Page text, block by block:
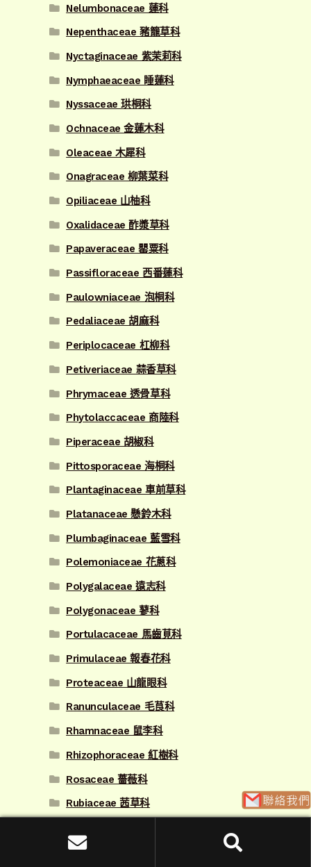
Nelumbonaceae 蓮科
Nepenthaceae 豬籠草科
Nyctaginaceae 紫茉莉科
Nymphaeaceae 睡蓮科
Nyssaceae 珙桐科
Ochnaceae 金蓮木科
Oleaceae 木犀科
Onagraceae 柳葉菜科
Opiliaceae 山柚科
Oxalidaceae 酢漿草科
Papaveraceae 罌粟科
Passifloraceae 西番蓮科
Paulowniaceae 泡桐科
Pedaliaceae 胡麻科
Periplocaceae 杠柳科
Petiveriaceae 蒜香草科
Phrymaceae 透骨草科
Phytolaccaceae 商陸科
Piperaceae 胡椒科
Pittosporaceae 海桐科
Plantaginaceae 車前草科
Platanaceae 懸鈴木科
Plumbaginaceae 藍雪科
Polemoniaceae 花蔥科
Polygalaceae 遠志科
Polygonaceae 蓼科
Portulacaceae 馬齒莧科
Primulaceae 報春花科
Proteaceae 山龍眼科
Ranunculaceae 毛茛科
Rhamnaceae 鼠李科
Rhizophoraceae 紅樹科
Rosaceae 薔薇科
Rubiaceae 茜草科
Sabiaceae 清風藤科
搜